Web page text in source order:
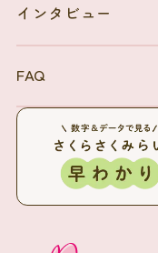
インタビュー
FAQ